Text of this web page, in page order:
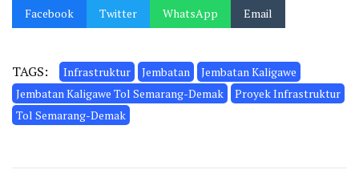
Facebook Twitter WhatsApp Email
TAGS: Infrastruktur Jembatan
Jembatan Kaligawe
Jembatan Kaligawe Tol Semarang-Demak
Proyek Infrastruktur
Tol Semarang-Demak